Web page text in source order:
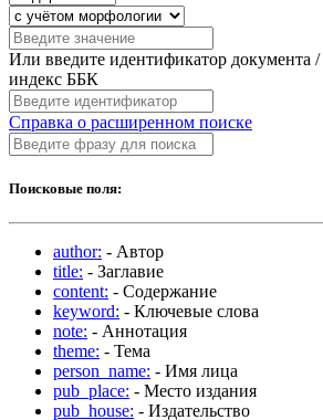
Или введите идентификатор документа
индекс ББК
Справка о расширенном поиске
Поисковые поля:
author: - Автор
title: - Заглавие
content: - Содержание
keyword: - Ключевые слова
note: - Аннотация
theme: - Тема
person_name: - Имя лица
pub_place: - Место издания
pub_house: - Издательство